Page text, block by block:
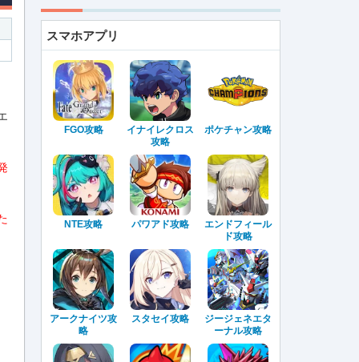
スマホアプリ
FGO攻略
イナイレクロス
攻略
ポケチャン攻略
NTE攻略 パワアド攻略
エンドフィール
ド攻略
アークナイツ攻
略
スタセイ攻略
ジージェネエタ
ーナル攻略